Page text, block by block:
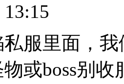
里面，我
或boss别